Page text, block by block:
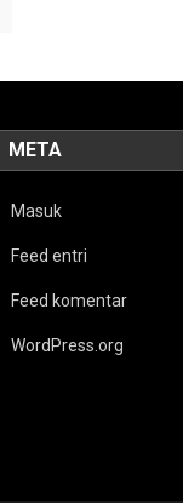
META
Masuk
Feed entri
Feed komentar
WordPress.org